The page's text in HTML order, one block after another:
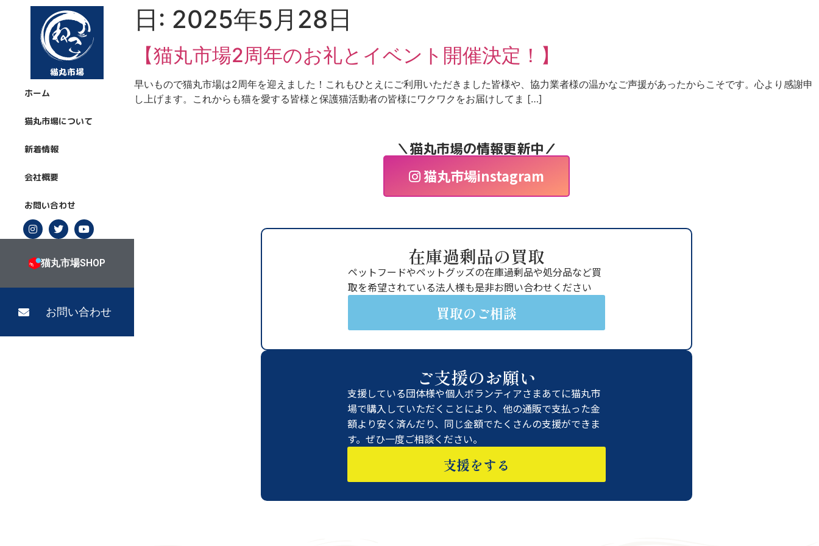
ホーム
猫丸市場について
新着情報
会社概要
お問い合わせ
猫丸市場SHOP
お問い合わせ
日: 2025年5月28日
【猫丸市場2周年のお礼とイベント開催決定！】
早いもので猫丸市場は2周年を迎えました！これもひとえにご利用いただきました皆様や、協力業者様の温かなご声援があったからこそです。心より感謝申
し上げます。これからも猫を愛する皆様と保護猫活動者の皆様にワクワクをお届けしてま […]
＼猫丸市場の情報更新中／
猫丸市場instagram
在庫過剰品の買取
ペットフードやペットグッズの在庫過剰品や処分品など買
取を希望されている法人様も是非お問い合わせください
買取のご相談
ご支援のお願い
支援している団体様や個人ボランティアさまあてに猫丸市
場で購入していただくことにより、他の通販で支払った金
額より安く済んだり、同じ金額でたくさんの支援ができま
す。ぜひ一度ご相談ください。
支援をする